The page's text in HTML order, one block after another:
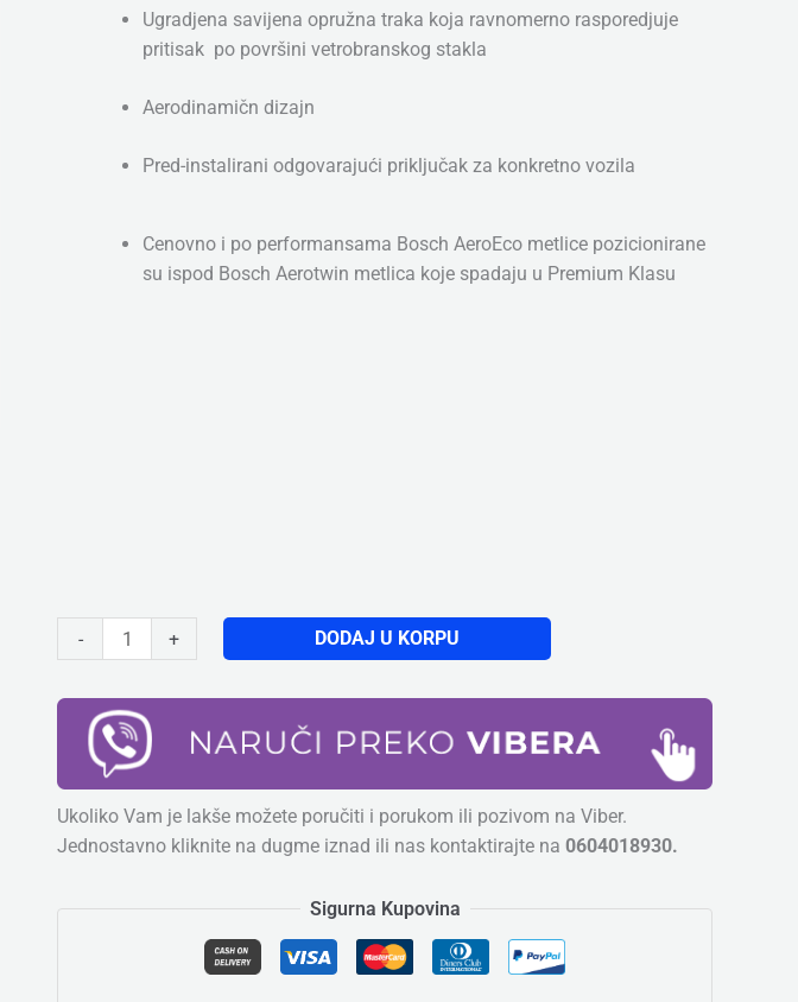
Ugradjena savijena opružna traka koja ravnomerno rasporedjuje
pritisak po površini vetrobranskog stakla
Aerodinamičn dizajn
Pred-instalirani odgovarajući priključak za konkretno vozila
Cenovno i po performansama Bosch AeroEco metlice pozicionirane
su ispod Bosch Aerotwin metlica koje spadaju u Premium Klasu
-
Prednjih
+ DODAJ U KORPU
Ukoliko Vam je lakše možete poručiti i porukom ili pozivom na Viber.
Jednostavno kliknite na dugme iznad ili nas kontaktirajte na 0604018930.
Sigurna Kupovina